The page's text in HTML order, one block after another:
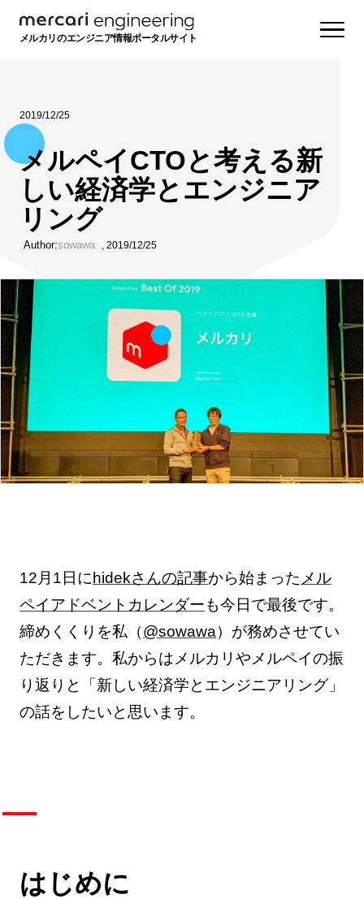
メルカリのエンジニア情報ポータルサイト
2019/12/25
メルペイCTOと考える新
しい経済学とエンジニア
リング
Author:sowawa , 2019/12/25
12月1日にhidekさんの記事から始まった メル
ペイアドベントカレンダーも今日で最後です。
締めくくりを私（@sowawa）が務めさせてい
ただきます。私からはメルカリやメルペイの振
り返りと「新しい経済学とエンジニアリング」
の話をしたいと思います。
はじめに